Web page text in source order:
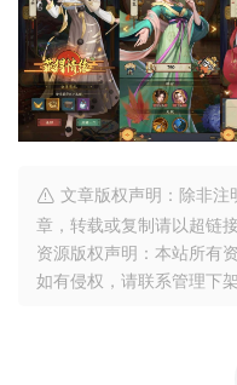
文章版权声明：除非注
章，转载或复制请以超链
资源版权声明：本站所有
如有侵权，请联系管理下架